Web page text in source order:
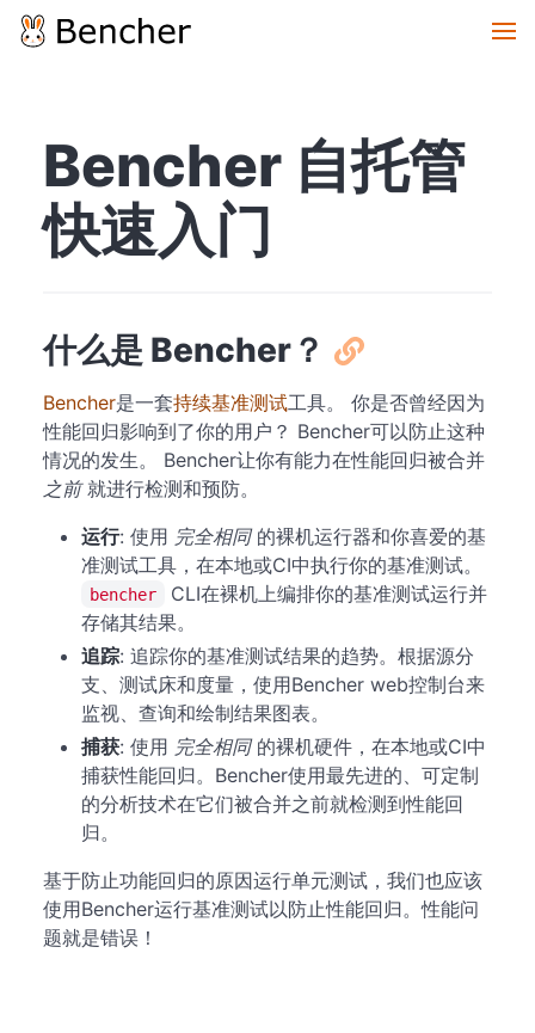
Bencher 自托管
快速入门
什么是 Bencher？
Bencher是一套持续基准测试工具。 你是否曾经因为
性能回归影响到了你的用户？ Bencher可以防止这种
情况的发生。 Bencher让你有能力在性能回归被合并
之前就进行检测和预防。
运行: 使用 完全相同的裸机运行器和你喜爱的基
准测试工具，在本地或CI中执行你的基准测试。
bencher
CLI在裸机上编排你的基准测试运行并
存储其结果。
追踪: 追踪你的基准测试结果的趋势。根据源分
支、测试床和度量，使用Bencher web控制台来
监视、查询和绘制结果图表。
捕获: 使用 完全相同的裸机硬件，在本地或CI中
捕获性能回归。Bencher使用最先进的、可定制
的分析技术在它们被合并之前就检测到性能回
归。
基于防止功能回归的原因运行单元测试，我们也应该
使用Bencher运行基准测试以防止性能回归。性能问
题就是错误！